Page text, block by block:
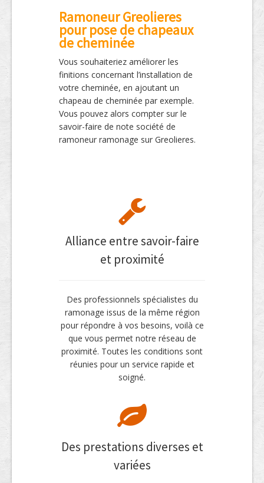
Ramoneur Greolieres
pour pose de chapeaux
de cheminée
Vous souhaiteriez améliorer les
finitions concernant l’installation de
votre cheminée, en ajoutant un
chapeau de cheminée par exemple.
Vous pouvez alors compter sur le
savoir-faire de note société de
ramoneur ramonage sur Greolieres.
Alliance entre savoir-faire
et proximité
Des professionnels spécialistes du
ramonage issus de la même région
pour répondre à vos besoins, voilà ce
que vous permet notre réseau de
proximité. Toutes les conditions sont
réunies pour un service rapide et
soigné.
Des prestations diverses et
variées